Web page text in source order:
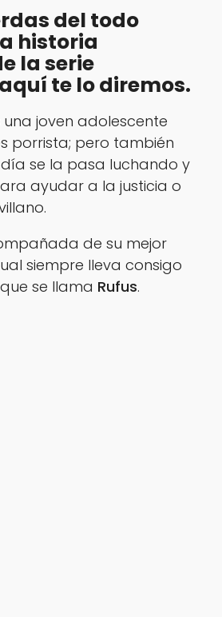
del todo
historia
la serie
te lo diremos.
una joven adolescente
porrista; pero también
se la pasa luchando y
ayudar a la justicia o
de su mejor
siempre lleva consigo
se llama Rufus.